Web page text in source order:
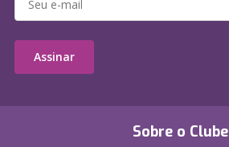
Sobre o Clube
Assinar